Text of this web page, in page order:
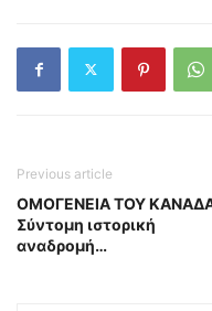
Previous article
ΟΜΟΓΕΝΕΙΑ ΤΟΥ
Σύντομη ιστορική
αναδρομή…